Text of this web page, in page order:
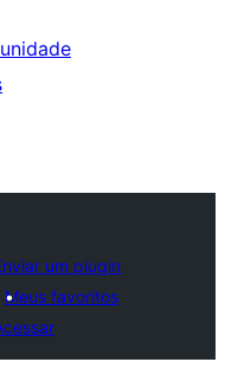
um plugin
Meus favoritos